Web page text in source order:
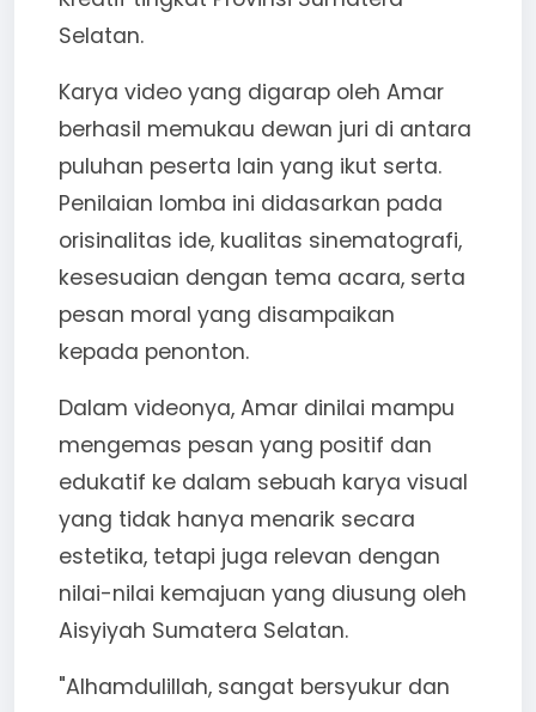
Selatan.
Karya video yang digarap oleh Amar
berhasil memukau dewan juri di antara
puluhan peserta lain yang ikut serta.
Penilaian lomba ini didasarkan pada
orisinalitas ide, kualitas sinematografi,
kesesuaian dengan tema acara, serta
pesan moral yang disampaikan
kepada penonton.
Dalam videonya, Amar dinilai mampu
mengemas pesan yang positif dan
edukatif ke dalam sebuah karya visual
yang tidak hanya menarik secara
estetika, tetapi juga relevan dengan
nilai-nilai kemajuan yang diusung oleh
Aisyiyah Sumatera Selatan.
"Alhamdulillah, sangat bersyukur dan